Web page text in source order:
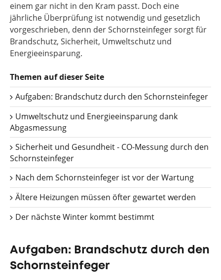
einem gar nicht in den Kram passt. Doch eine
jährliche Überprüfung ist notwendig und gesetzlich
vorgeschrieben, denn der Schornsteinfeger sorgt für
Brandschutz, Sicherheit, Umweltschutz und
Energieeinsparung.
Themen auf dieser Seite
Aufgaben: Brandschutz durch den Schornsteinfeger
Umweltschutz und Energieeinsparung dank
Abgasmessung
Sicherheit und Gesundheit - CO-Messung durch den
Schornsteinfeger
Nach dem Schornsteinfeger ist vor der Wartung
Ältere Heizungen müssen öfter gewartet werden
Der nächste Winter kommt bestimmt
Aufgaben: Brandschutz durch den
Schornsteinfeger